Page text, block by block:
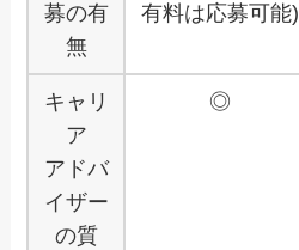
募の有
無
有料は応募可能)
キャリ
ア
アドバ
イザー
の質
◎